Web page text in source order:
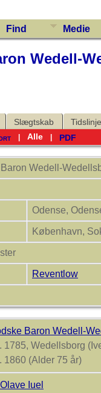
Find Medie
Wedell-
Slægtskab Tidslinje
|Alle PDF
Wedell-
Odense,
København,
Reventlow
Baron Wedell-
1785, Wedellsborg
1860 (Alder 75 år)
Iuel